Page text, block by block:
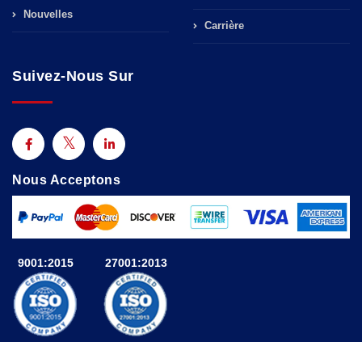
Nouvelles
Carrière
Suivez-Nous Sur
Nous Acceptons
9001:2015 27001:2013